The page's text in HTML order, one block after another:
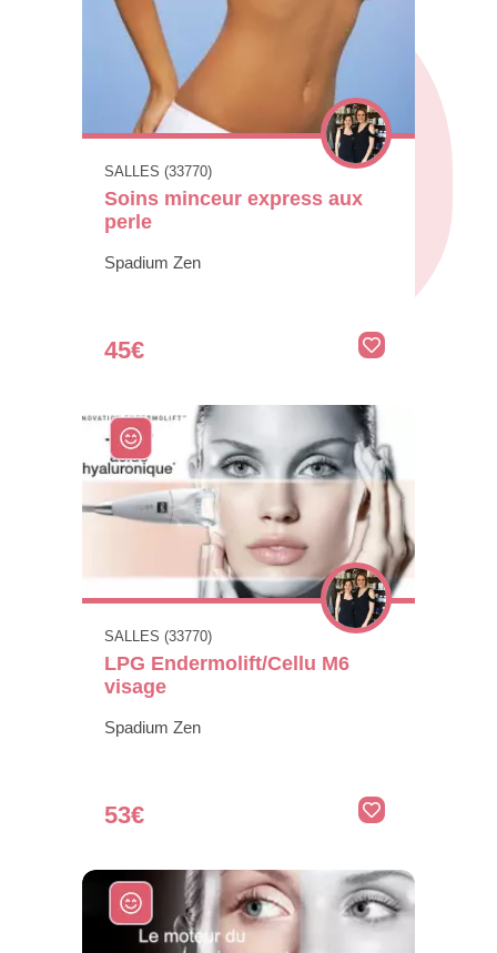
SALLES (33770)
Soins minceur express aux
perle
Spadium Zen
45€
SALLES (33770)
LPG Endermolift/Cellu M6
visage
Spadium Zen
53€